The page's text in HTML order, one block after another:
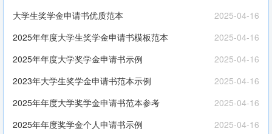
2025-04-16
大学生奖学金申请书优质范本
2025-04-16
2025年年度大学生奖学金申请书模板范本
2025-04-16
2025年年度大学奖学金申请书示例
2025-04-16
2023年大学生奖学金申请书范本示例
2025-04-16
2025年年度大学奖学金申请书范本参考
2025-04-16
2025年年度奖学金个人申请书示例